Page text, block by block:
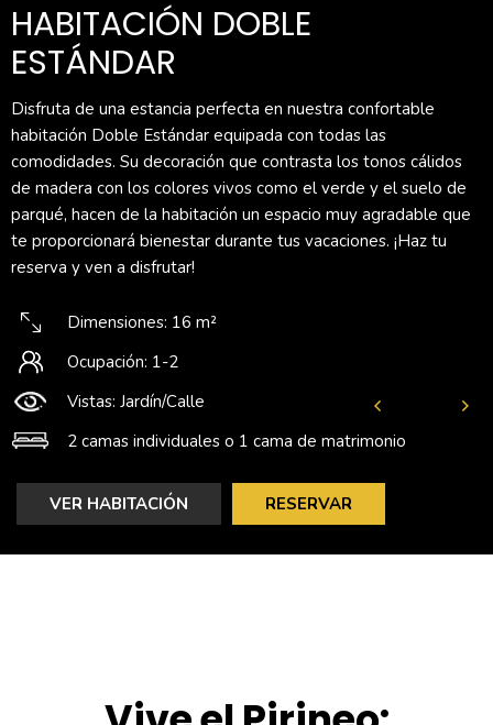
HABITACIÓN DOBLE
ESTÁNDAR
Disfruta de una estancia perfecta en nuestra confortable
habitación Doble Estándar equipada con todas las
comodidades. Su decoración que contrasta los tonos cálidos
de madera con los colores vivos como el verde y el suelo de
parqué, hacen de la habitación un espacio muy agradable que
te proporcionará bienestar durante tus vacaciones. ¡Haz tu
reserva y ven a disfrutar!
Dimensiones: 16 m²
Ocupación: 1-2
Vistas: Jardín/Calle
2 camas individuales o 1 cama de matrimonio
VER HABITACIÓN RESERVAR